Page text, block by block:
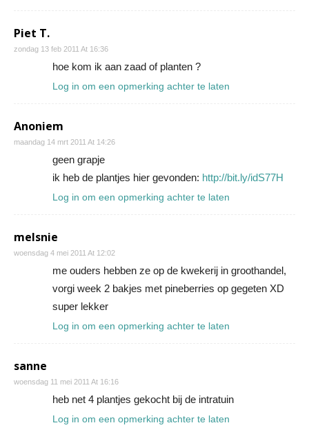
Piet T.
zondag 13 feb 2011 At 16:36
hoe kom ik aan zaad of planten ?
Log in om een opmerking achter te laten
Anoniem
maandag 14 mrt 2011 At 14:26
geen grapje
ik heb de plantjes hier gevonden: http://bit.ly/idS77H
Log in om een opmerking achter te laten
melsnie
woensdag 4 mei 2011 At 12:02
me ouders hebben ze op de kwekerij in groothandel,
vorgi week 2 bakjes met pineberries op gegeten XD
super lekker
Log in om een opmerking achter te laten
sanne
woensdag 11 mei 2011 At 16:16
heb net 4 plantjes gekocht bij de intratuin
Log in om een opmerking achter te laten